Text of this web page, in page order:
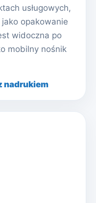
usługowych,
opakowanie
widoczna po
mobilny nośnik
nadrukiem